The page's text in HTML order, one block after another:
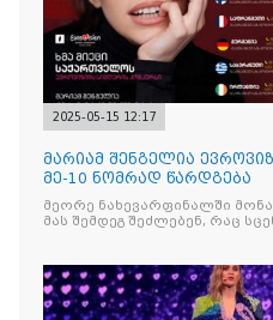
2025-05-15 12:17
მარიამ შენგელია
მე-10 ნომრად წარდგება
მეორე ნახევარფინალში
მას შემდეგ შეძლებენ, რაც